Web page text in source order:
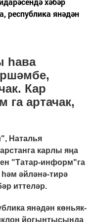
республика янәдән
һава
Кар
га артачак,
Наталья
карлы яңа
"Татар-информ"га
әйләнә-тирә
иттеләр.
янәдән көньяк-
йогынтысында